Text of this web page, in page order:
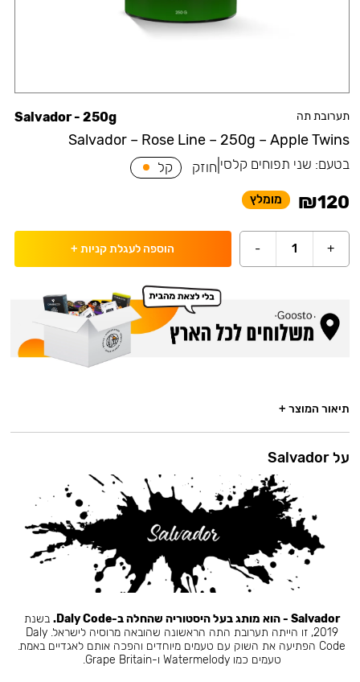
תערובת תה
Salvador – Rose Line – 250g – Apple Twins
Salvador - 250g
בטעם: שני תפוחים קלסי חוזק קל
₪120 מומלץ
+
1
- הוספה לעגלת קניות +
תיאור המוצר +
על Salvador
Salvador - הוא מותג בעל היסטוריה שהחלה ב-Daly Code.
בשנת
2019, זו הייתה תערובת התה הראשונה שהובאה מרוסיה לישראל. Daly
Code הפתיעה את השוק עם טעמים מיוחדים והפכה אותם לאגדיים באמת.
טעמים כמו Watermelody ו-Grape Britain.